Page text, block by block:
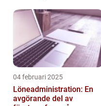
04 februari 2025
Löneadministration: En
avgörande del av